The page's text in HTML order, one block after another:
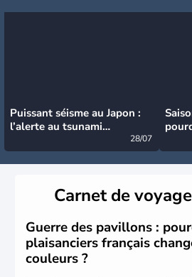
Puissant séisme au Japon :
l’alerte au tsunami
28/07
Carnet de voyage
Guerre des pavillons :
plaisanciers français
couleurs ?